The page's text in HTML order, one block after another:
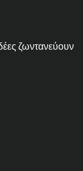
ζωντανεύουν